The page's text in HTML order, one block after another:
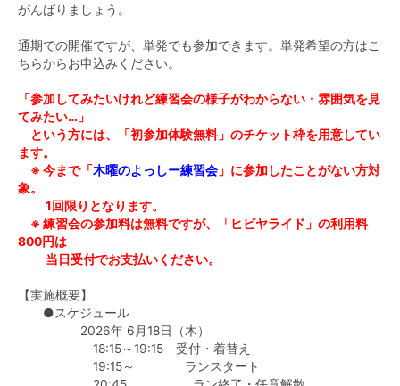
がんばりましょう。
通期での開催ですが、単発でも参加できます。単発希望の方はこ
ちらからお申込みください。
「参加してみたいけれど練習会の様子がわからない・雰囲気を見
てみたい…」
という方には、「初参加体験無料」のチケット枠を用意してい
ます。
※ 今まで「木曜のよっしー練習会 」に参加したことがない方対
象。
1回限りとなります。
※ 練習会の参加料は無料ですが、「ヒビヤライド」の利用料
800円は
当日受付でお支払いください。
【実施概要】
●スケジュール
2026年 6月18日（木）
18:15～19:15 受付・着替え
19:15～ ランスタート